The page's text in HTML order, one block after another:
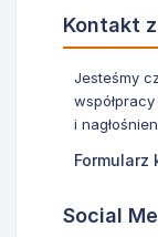
Kontakt
Jesteśmy
i
Social